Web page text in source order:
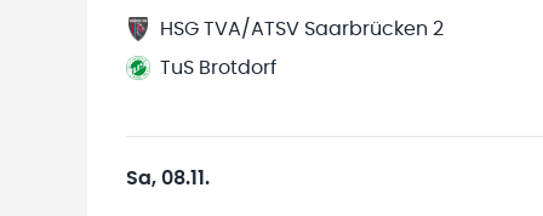
HSG TVA/ATSV Saarbrücken 2
TuS Brotdorf
Sa, 08.11.